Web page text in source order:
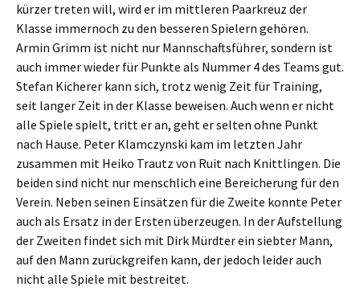
kürzer treten will, wird er im mittleren Paarkreuz der
Klasse immernoch zu den besseren Spielern gehören.
Armin Grimm ist nicht nur Mannschaftsführer, sondern ist
auch immer wieder für Punkte als Nummer 4 des Teams gut.
Stefan Kicherer kann sich, trotz wenig Zeit für Training,
seit langer Zeit in der Klasse beweisen. Auch wenn er nicht
alle Spiele spielt, tritt er an, geht er selten ohne Punkt
nach Hause. Peter Klamczynski kam im letzten Jahr
zusammen mit Heiko Trautz von Ruit nach Knittlingen. Die
beiden sind nicht nur menschlich eine Bereicherung für den
Verein. Neben seinen Einsätzen für die Zweite konnte Peter
auch als Ersatz in der Ersten überzeugen. In der Aufstellung
der Zweiten findet sich mit Dirk Mürdter ein siebter Mann,
auf den Mann zurückgreifen kann, der jedoch leider auch
nicht alle Spiele mit bestreitet.